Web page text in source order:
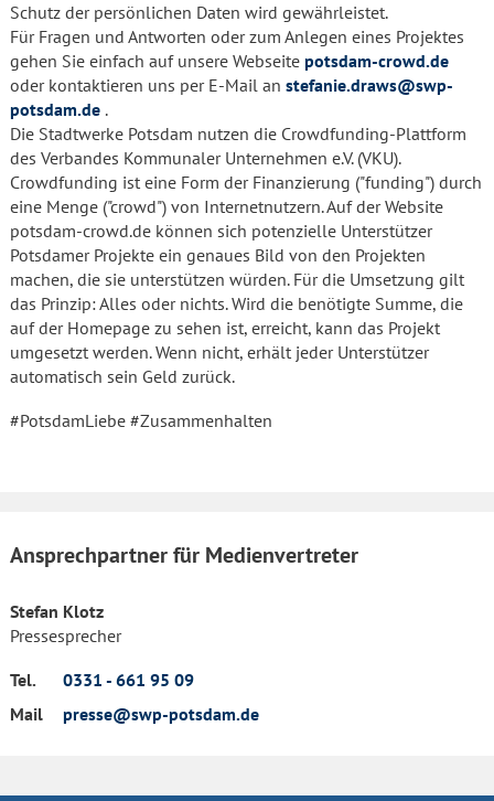
Schutz der persönlichen Daten wird gewährleistet.
Für Fragen und Antworten oder zum Anlegen eines Projektes
gehen Sie einfach auf unsere Webseite potsdam-crowd.de
oder kontaktieren uns per E-Mail an stefanie.draws@swp-
potsdam.de .
Die Stadtwerke Potsdam nutzen die Crowdfunding-Plattform
des Verbandes Kommunaler Unternehmen e.V. (VKU).
Crowdfunding ist eine Form der Finanzierung ("funding") durch
eine Menge ("crowd") von Internetnutzern. Auf der Website
potsdam-crowd.de können sich potenzielle Unterstützer
Potsdamer Projekte ein genaues Bild von den Projekten
machen, die sie unterstützen würden. Für die Umsetzung gilt
das Prinzip: Alles oder nichts. Wird die benötigte Summe, die
auf der Homepage zu sehen ist, erreicht, kann das Projekt
umgesetzt werden. Wenn nicht, erhält jeder Unterstützer
automatisch sein Geld zurück.
#PotsdamLiebe #Zusammenhalten
Ansprechpartner für Medienvertreter
Stefan Klotz
Pressesprecher
Tel.
0331 - 661 95 09
Mail
presse@swp-potsdam.de